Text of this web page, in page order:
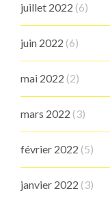
juillet 2022 (6)
juin 2022 (6)
mai 2022 (2)
mars 2022 (3)
février 2022 (5)
janvier 2022 (3)